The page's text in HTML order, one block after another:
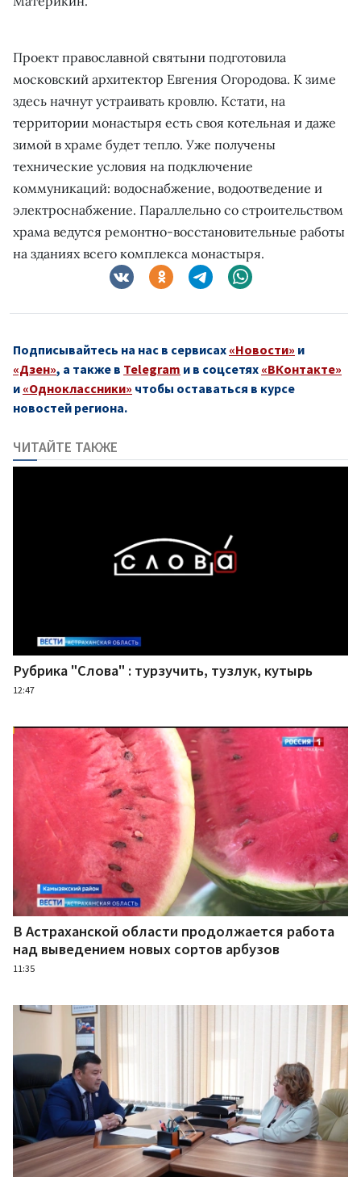
Проект православной святыни подготовила
московский архитектор Евгения Огородова. К зиме
здесь начнут устраивать кровлю. Кстати, на
территории монастыря есть своя котельная и даже
зимой в храме будет тепло. Уже получены
технические условия на подключение
коммуникаций: водоснабжение, водоотведение и
электроснабжение. Параллельно со строительством
храма ведутся ремонтно-восстановительные работы
на зданиях всего комплекса монастыря.
Подписывайтесь на нас в сервисах «Новости» и
«Дзен», а также в Telegram и в соцсетях «ВКонтакте»
и «Одноклассники» чтобы оставаться в курсе
новостей региона.
ЧИТАЙТЕ ТАКЖЕ
Рубрика "Слова" : турзучить, тузлук, кутырь
12:47
В Астраханской области продолжается работа
над выведением новых сортов арбузов
11:35